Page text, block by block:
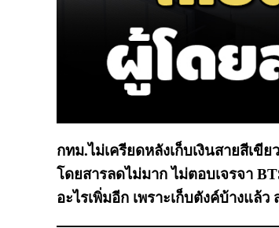
กทม.ไม่เครียดหลังเก็บเงินสายสีเขี
โดยสารลดไม่มาก ไม่ตอบเจรจา
อะไรเพิ่มอีก เพราะเก็บตังค์บ้างแล้